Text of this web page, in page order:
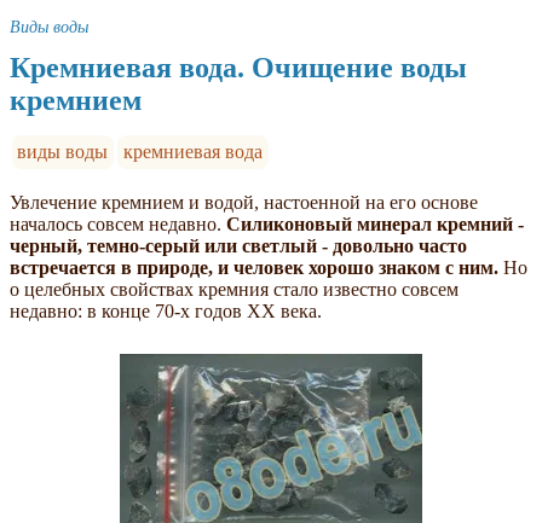
Виды воды
Кремниевая вода. Очищение воды
кремнием
виды воды кремниевая вода
Увлечение кремнием и водой, настоенной на его основе
началось совсем недавно. Силиконовый минерал кремний -
черный, темно-серый или светлый - довольно часто
встречается в природе, и человек хорошо знаком с ним. Но
о целебных свойствах кремния стало известно совсем
недавно: в конце 70-х годов XX века.